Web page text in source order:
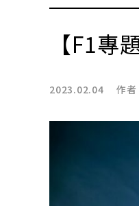
【F1
2023.02.04 作者